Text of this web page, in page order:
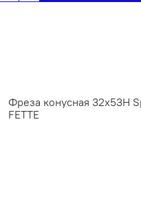
Фреза конусная 32х53Н
FETTE